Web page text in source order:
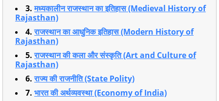
3. मध्यकालीन राजस्थान का इतिहास (Medieval History of
Rajasthan)
4. राजस्थान का आधुनिक इतिहास (Modern History of
Rajasthan)
5. राजस्थान की कला और संस्कृति (Art and Culture of
Rajasthan)
6.राज्य की राजनीति (State Polity)
7. भारत की अर्थव्यवस्था (Economy of India)